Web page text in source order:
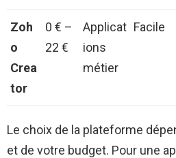
Zoh
o
Crea
tor
0 € –
22 €
Applicat
ions
métier
Facile
Le choix de la plateforme
et de votre budget. Pour une